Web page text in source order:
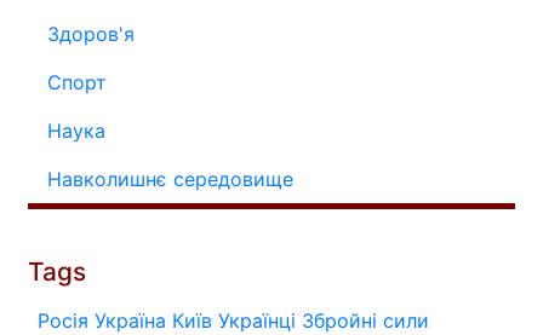
Здоров'я
Спорт
Наука
Навколишнє середовище
Tags
Росія Україна Київ Українці Збройні сили